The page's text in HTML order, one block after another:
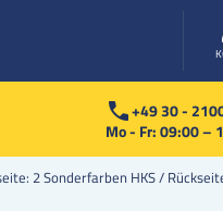
+49 30 -
Mo - Fr: 09:00 –
2 Sonderfarben HKS /